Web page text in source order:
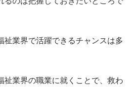
祉業界で活躍できるチャンスは多
祉業界の職業に就くことで、救わ